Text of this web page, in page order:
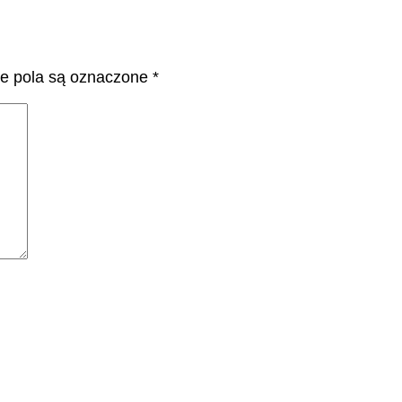
pola są oznaczone *